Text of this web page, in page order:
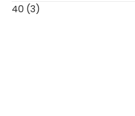
40 (3)